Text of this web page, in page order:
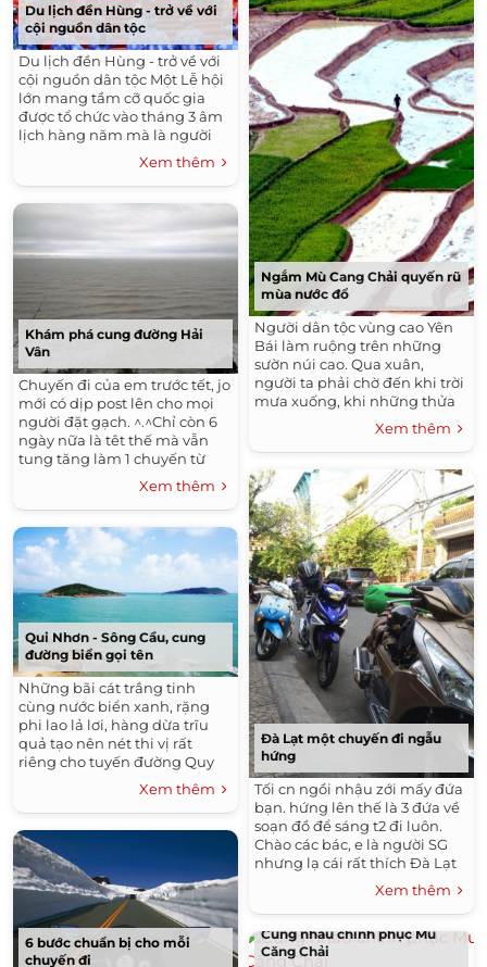
Du lịch đền Hùng - trở về với
cội nguồn dân tộc
Du lịch đền Hùng - trở về với
cội nguồn dân tộc​ Một Lễ hội
lớn mang tầm cỡ quốc gia
được tổ chức vào tháng 3 âm
lịch hàng năm mà là người
Việt Nam chắc không ai
không biết đến đó...
Xem thêm
Khám phá cung đường Hải
Vân
Chuyến đi của em trước tết, jo
mới có dịp post lên cho mọi
người đặt gạch. ^.^Chỉ còn 6
ngày nữa là têt thế mà vẫn
tung tăng làm 1 chuyến từ
Quảng Trị vào Đà Nẵng. Như
mọi lần mình thường...
Xem thêm
Qui Nhơn - Sông Cầu, cung
đường biển gọi tên
Những bãi cát trắng tinh
cùng nước biển xanh, rặng
phi lao lả lơi, hàng dừa trĩu
quả tạo nên nét thi vị rất
riêng cho tuyến đường Quy
Nhơn – Sông Cầu. ​ Đường
Quy Nhơn - Sông Cầu (còn gọi
là quốc...
Xem thêm
6 bước chuẩn bị cho mỗi
chuyến đi
Ngắm Mù Cang Chải quyến rũ
mùa nước đổ
Người dân tộc vùng cao Yên
Bái làm ruộng trên những
sườn núi cao. Qua xuân,
người ta phải chờ đến khi trời
mưa xuống, khi những thửa
ruộng bậc thang ngập nước (
gọi là mùa nước đổ), mới bắt...
Xem thêm
Đà Lạt một chuyến đi ngẫu
hứng
Tối cn ngồi nhậu zới mấy đứa
bạn. hứng lên thế là 3 đứa về
soạn đồ để sáng t2 đi luôn.
Chào các bác, e là người SG
nhưng lạ cái rất thích Đà Lạt
đến nỗi muốn lên Đà Lạt ở
Xem thêm
Cùng nhau chinh phục Mù
Căng Chải